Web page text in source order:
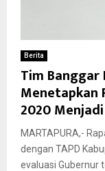
Berita
Tim Banggar
Menetapkan
2020
MARTAPURA,-
dengan TAPD
evaluasi Gubernur